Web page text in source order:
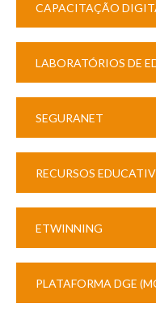
CAPACITAÇÃO
LABORATÓRIOS DE
SEGURANET
RECURSOS
ETWINNING
PLATAFORMA DGE